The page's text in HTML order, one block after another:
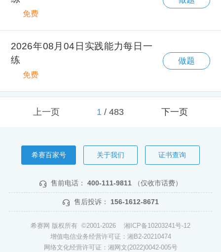
免费
2026年08月04日实践能力每日一
练
免费
做题
上一页 1/ 483 下一页
希赛百家号 关于我们 证书查询
售前电话： 400-111-9811 （仅收市话费）
售后投诉： 156-1612-8671
希赛网 版权所有 ©2001-2026 湘ICP备10203241号-12
增值电信业务经营许可证：湘B2-20210474
网络文化经营许可证：湘网文(2022)0042-005号